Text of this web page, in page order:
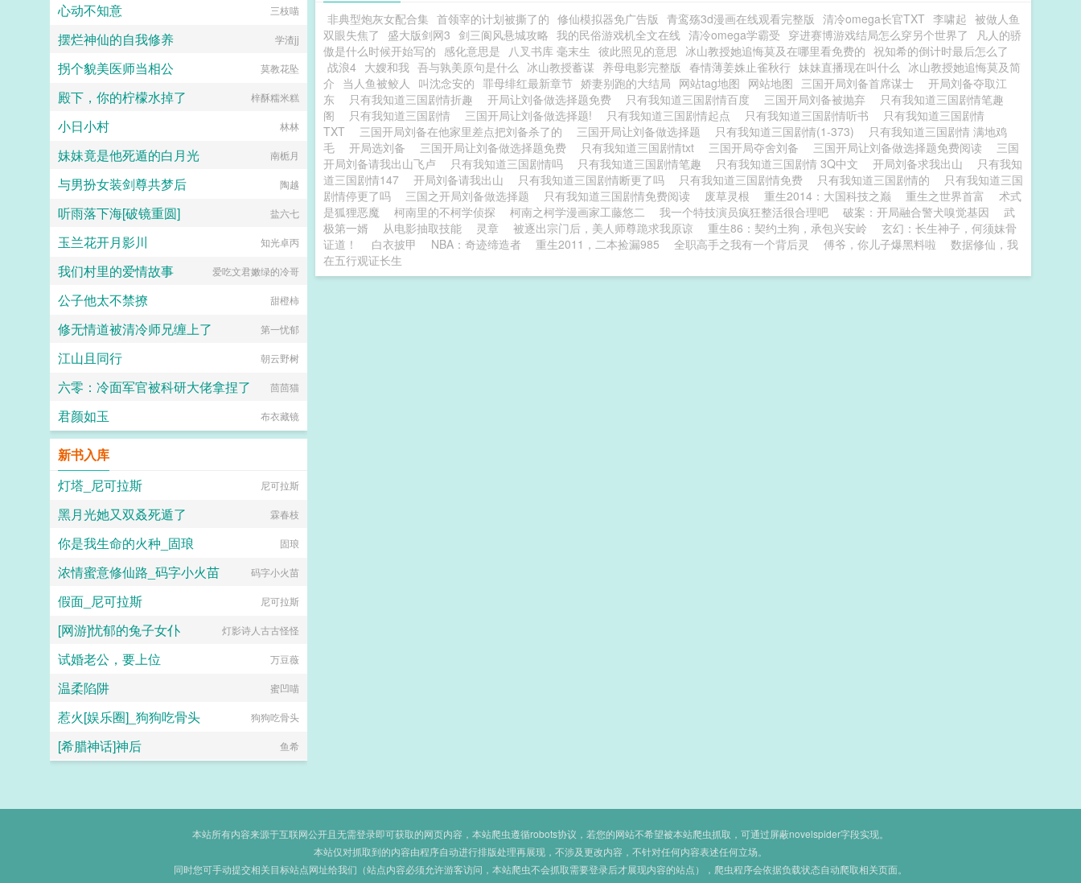
非典型炮灰女配合集 首领宰的计划被撕了的 修仙模拟器免广告版 青鸾殇3d漫画在线观看完整版 清冷omega长官TXT 李啸起 被做人鱼
双眼失焦了
盛大版剑网3 剑三阆风悬城攻略 我的民俗游戏机全文在线 清冷omega学霸受 穿进赛博游戏结局怎么穿另个世界了
凡人的骄
傲是什么时候开始写的 感化意思是 八叉书库 毫末生 彼此照见的意思 冰山教授她追悔莫及在哪里看免费的 祝知希的倒计时最后怎么了
战浪4 大嫂和我 吾与孰美原句是什么 冰山教授蓄谋 养母电影完整版 春情薄姜姝止雀秋行 妹妹直播现在叫什么 冰山教授她追悔莫及简
介 当人鱼被鲛人 叫沈念安的 罪母绯红最新章节 娇妻别跑的大结局 网站tag地图 网站地图 三国开局刘备首席谋士
开局刘备夺取江
东
只有我知道三国剧情折趣 开局让刘备做选择题免费 只有我知道三国剧情百度 三国开局刘备被抛弃
只有我知道三国剧情笔趣
阁
只有我知道三国剧情 三国开局让刘备做选择题! 只有我知道三国剧情起点 只有我知道三国剧情听书
只有我知道三国剧情
TXT
三国开局刘备在他家里差点把刘备杀了的 三国开局让刘备做选择题 只有我知道三国剧情(1-373)
只有我知道三国剧情 满地鸡
毛
开局选刘备 三国开局让刘备做选择题免费 只有我知道三国剧情txt 三国开局夺舍刘备 三国开局让刘备做选择题免费阅读
三国
开局刘备请我出山飞卢
只有我知道三国剧情吗 只有我知道三国剧情笔趣 只有我知道三国剧情 3Q中文 开局刘备求我出山
只有我知
道三国剧情147
开局刘备请我出山 只有我知道三国剧情断更了吗 只有我知道三国剧情免费 只有我知道三国剧情的
只有我知道三国
剧情停更了吗
三国之开局刘备做选择题 只有我知道三国剧情免费阅读 废草灵根 重生2014：大国科技之巅 重生之世界首富
术式
是狐狸恶魔
柯南里的不柯学侦探 柯南之柯学漫画家工藤悠二 我一个特技演员疯狂整活很合理吧 破案：开局融合警犬嗅觉基因
武
极第一婿
从电影抽取技能 灵章 被逐出宗门后，美人师尊跪求我原谅 重生86：契约土狗，承包兴安岭
玄幻：长生神子，何须妹骨
证道！
白衣披甲 NBA：奇迹缔造者 重生2011，二本捡漏985 全职高手之我有一个背后灵 傅爷，你儿子爆黑料啦
数据修仙，我
在五行观证长生
心动不知意
三枝喵
摆烂神仙的自我修养 学渣jj
拐个貌美医师当相公 莫教花坠
殿下，你的柠檬水掉了 梓酥糯米糕
小日小村 林林
妹妹竟是他死遁的白月光 南栀月
与男扮女装剑尊共梦后 陶越
听雨落下海[破镜重圆] 盐六七
玉兰花开月影川 知光卓丙
我们村里的爱情故事 爱吃文君嫩绿的冷哥
公子他太不禁撩 甜橙柿
修无情道被清冷师兄缠上了 第一忧郁
江山且同行 朝云野树
六零：冷面军官被科研大佬拿捏了 茴茴猫
君颜如玉 布衣藏镜
新书入库
灯塔_尼可拉斯
尼可拉斯
黑月光她又双叒死遁了 霖春枝
你是我生命的火种_固琅 固琅
浓情蜜意修仙路_码字小火苗 码字小火苗
假面_尼可拉斯 尼可拉斯
[网游]忧郁的兔子女仆 灯影诗人古古怪怪
试婚老公，要上位 万豆薇
温柔陷阱 蜜凹喵
惹火[娱乐圈]_狗狗吃骨头 狗狗吃骨头
[希腊神话]神后 鱼希
本站所有内容来源于互联网公开且无需登录即可获取的网页内容，本站爬虫遵循robots协议，若您的网站不希望被本站爬虫抓取，可通过屏蔽novelspider字段实现。
本站仅对抓取到的内容由程序自动进行排版处理再展现，不涉及更改内容，不针对任何内容表述任何立场。
同时您可手动提交相关目标站点网址给我们（站点内容必须允许游客访问，本站爬虫不会抓取需要登录后才展现内容的站点），爬虫程序会依据负载状态自动爬取相关页面。